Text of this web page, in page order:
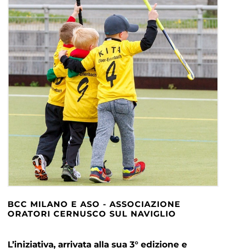
BCC MILANO E ASO - ASSOCIAZIONE
ORATORI CERNUSCO SUL NAVIGLIO
L’iniziativa, arrivata alla sua 3° edizione e